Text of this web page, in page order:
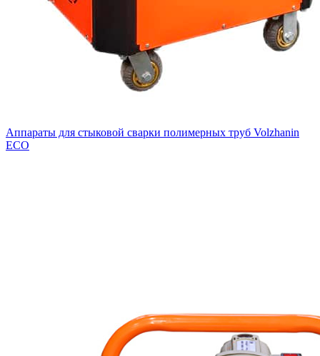
Аппараты для стыковой сварки полимерных труб Volzhanin
ECO